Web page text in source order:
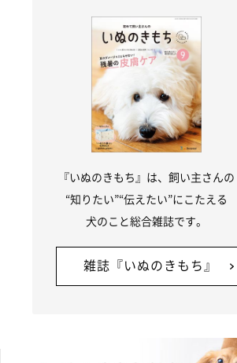
『いぬのきもち』は、飼い主さんの
“知りたい”“伝えたい”にこたえる
犬のこと総合雑誌です。
雑誌『いぬのきもち』